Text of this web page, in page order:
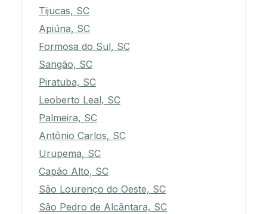
Tijucas, SC
Apiúna, SC
Formosa do Sul, SC
Sangão, SC
Piratuba, SC
Leoberto Leal, SC
Palmeira, SC
Antônio Carlos, SC
Urupema, SC
Capão Alto, SC
São Lourenço do Oeste, SC
São Pedro de Alcântara, SC